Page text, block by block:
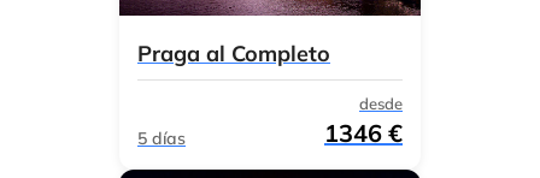
Praga al Completo
5 días
desde
1346 €